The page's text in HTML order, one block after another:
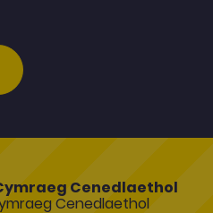
Cenedlaethol
Cenedlaethol